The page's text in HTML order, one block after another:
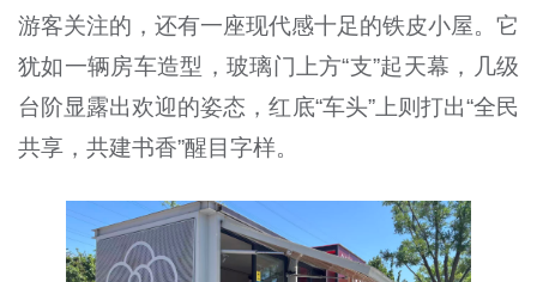
游客关注的，还有一座现代感十足的铁皮小屋。它
犹如一辆房车造型，玻璃门上方“支”起天幕，几级
台阶显露出欢迎的姿态，红底“车头”上则打出“全民
共享，共建书香”醒目字样。